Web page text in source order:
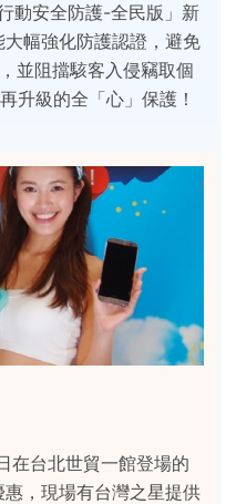
動安全防護-全民版」新
幅強化防護認證，避免
並阻擋駭客入侵竊取個
升級的全「心」保護！
在台北世貿一館登場的
，現場有台灣之星提供